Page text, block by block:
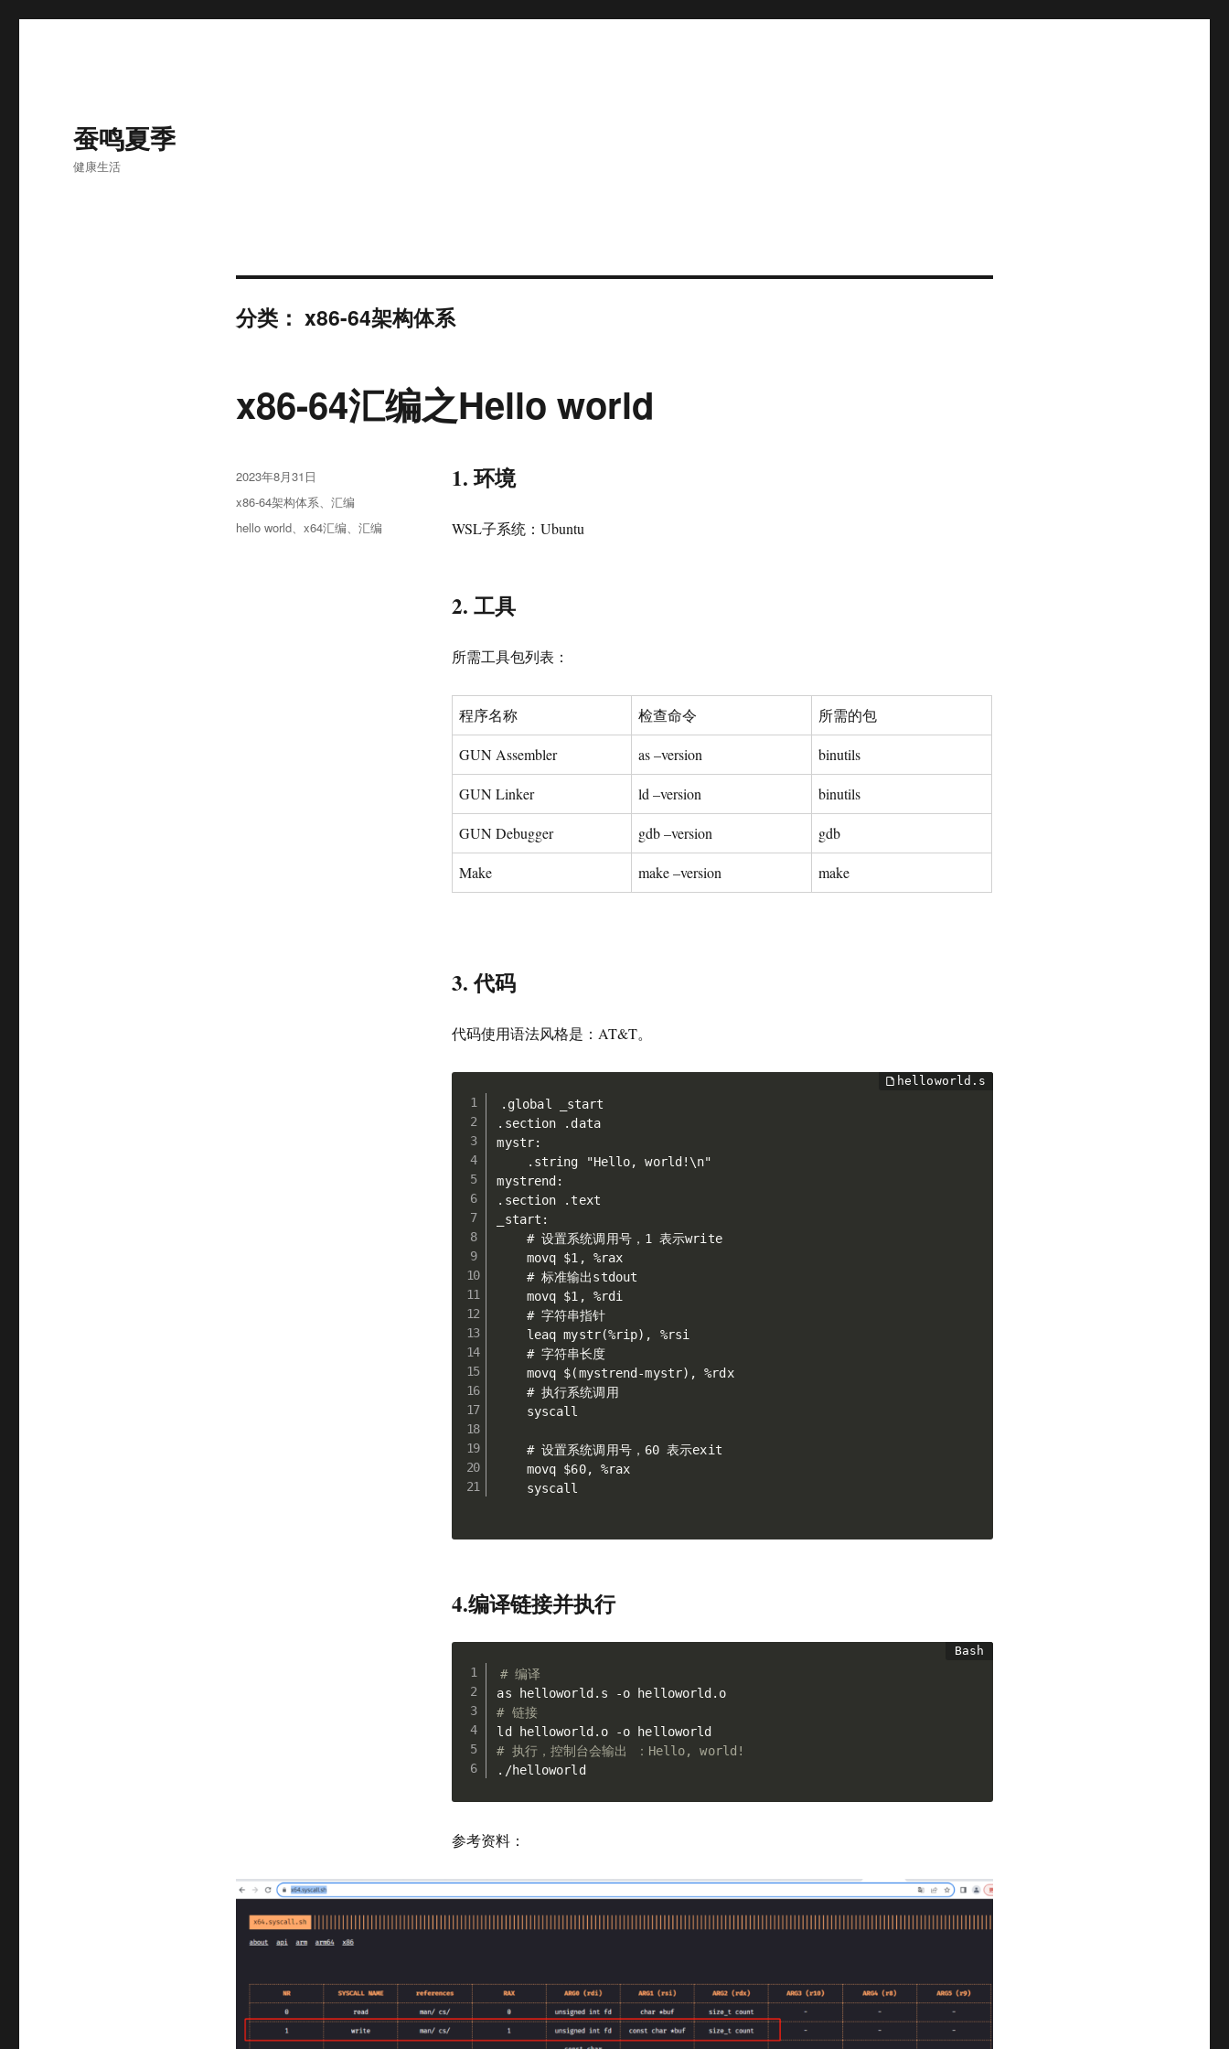
蚕鸣夏季
健康生活
分类： x86-64架构体系
x86-64汇编之Hello world
1. 环境
WSL子系统：Ubuntu
2. 工具
所需工具包列表：
程序名称 检查命令 所需的包
GUN Assembler as –version binutils
GUN Linker ld –version binutils
GUN Debugger gdb –version gdb
Make make –version make
3. 代码
代码使用语法风格是：AT&T。
.global _start
.section .data
mystr:
    .string "Hello, world!\n"
mystrend:
.section .text
_start:
    # 设置系统调用号，1 表示write
    movq $1, %rax
    # 标准输出stdout
    movq $1, %rdi
    # 字符串指针
    leaq mystr(%rip), %rsi
    # 字符串长度
    movq $(mystrend-mystr), %rdx
    # 执行系统调用
    syscall
    # 设置系统调用号，60 表示exit
    movq $60, %rax
4.编译链接并执行
# 编译
# 链接
# 执行，控制台会输出 ：Hello, world!
./helloworld
参考资料：
发
布
2023年8月31日
分
类
x86-64架构体系、 汇编
标
hello world、 x64汇编、 汇编